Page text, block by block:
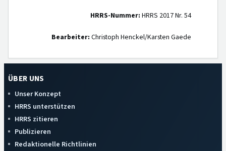
HRRS-Nummer: HRRS 2017 Nr. 54
Bearbeiter: Christoph Henckel/Karsten Gaede
ÜBER UNS
Unser Konzept
HRRS unterstützen
HRRS zitieren
Publizieren
Redaktionelle Richtlinien